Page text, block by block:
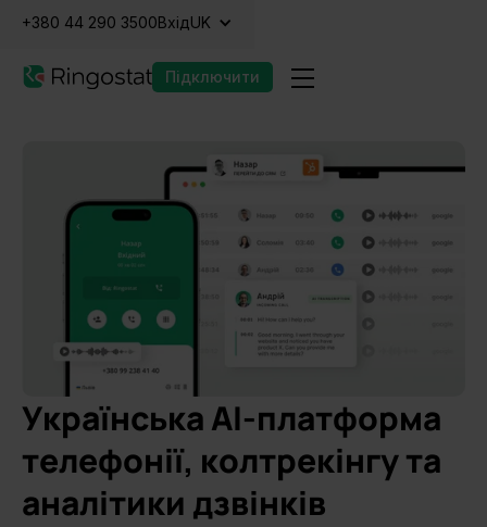
+380 44 290 3500ВхідUK
Підключити
Українська AI-платформа
телефонії, колтрекінгу та
аналітики дзвінків